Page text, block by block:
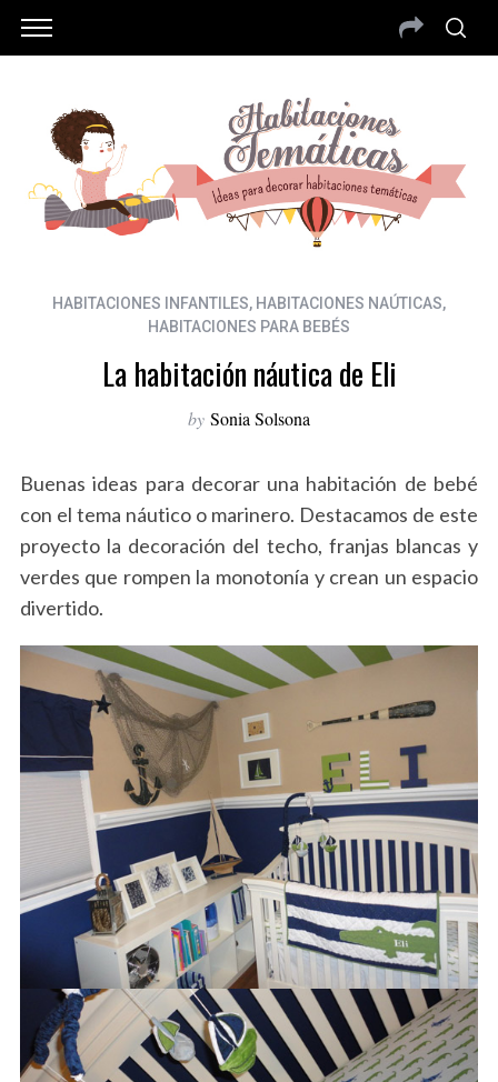
HABITACIONES INFANTILES, HABITACIONES NAÚTICAS,
HABITACIONES PARA BEBÉS
La habitación náutica de Eli
by Sonia Solsona
Buenas ideas para decorar una habitación de bebé
con el tema náutico o marinero. Destacamos de este
proyecto la decoración del techo, franjas blancas y
verdes que rompen la monotonía y crean un espacio
divertido.